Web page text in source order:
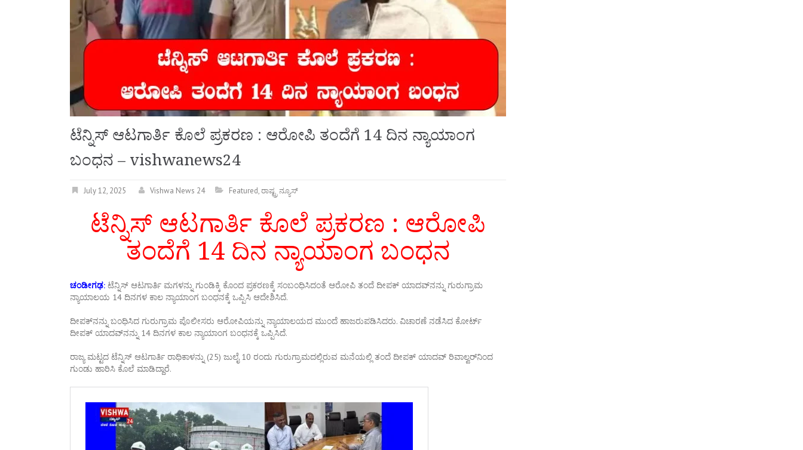
ಟೆನ್ನಿಸ್ ಆಟಗಾರ್ತಿ ಕೊಲೆ ಪ್ರಕರಣ : ಆರೋಪಿ ತಂದೆಗೆ 14 ದಿನ ನ್ಯಾಯಾಂಗ
ಬಂಧನ – vishwanews24
July 12, 2025 Vishwa News 24 Featured,ರಾಷ್ಟ್ರ ನ್ಯೂಸ್
ಟೆನ್ನಿಸ್ ಆಟಗಾರ್ತಿ ಕೊಲೆ ಪ್ರಕರಣ : ಆರೋಪಿ
ತಂದೆಗೆ 14 ದಿನ ನ್ಯಾಯಾಂಗ ಬಂಧನ
ಚಂಡೀಗಢ: ಟೆನ್ನಿಸ್ ಆಟಗಾರ್ತಿ ಮಗಳನ್ನು ಗುಂಡಿಕ್ಕಿ ಕೊಂದ ಪ್ರಕರಣಕ್ಕೆ ಸಂಬಂಧಿಸಿದಂತೆ ಆರೋಪಿ ತಂದೆ ದೀಪಕ್ ಯಾದವ್‌ನನ್ನು ಗುರುಗ್ರಾಮ
ನ್ಯಾಯಾಲಯ 14 ದಿನಗಳ ಕಾಲ ನ್ಯಾಯಾಂಗ ಬಂಧನಕ್ಕೆ ಒಪ್ಪಿಸಿ ಆದೇಶಿಸಿದೆ.
ದೀಪಕ್‌ನನ್ನು ಬಂಧಿಸಿದ ಗುರುಗ್ರಾಮ ಪೊಲೀಸರು ಆರೋಪಿಯನ್ನು ನ್ಯಾಯಾಲಯದ ಮುಂದೆ ಹಾಜರುಪಡಿಸಿದರು. ವಿಚಾರಣೆ ನಡೆಸಿದ ಕೋರ್ಟ್
ದೀಪಕ್ ಯಾದವ್‌ನನ್ನು 14 ದಿನಗಳ ಕಾಲ ನ್ಯಾಯಾಂಗ ಬಂಧನಕ್ಕೆ ಒಪ್ಪಿಸಿದೆ.
ರಾಜ್ಯ ಮಟ್ಟದ ಟೆನ್ನಿಸ್ ಆಟಗಾರ್ತಿ ರಾಧಿಕಾಳನ್ನು (25) ಜುಲೈ 10 ರಂದು ಗುರುಗ್ರಾಮದಲ್ಲಿರುವ ಮನೆಯಲ್ಲಿ ತಂದೆ ದೀಪಕ್ ಯಾದವ್ ರಿವಾಲ್ವರ್‌ನಿಂದ
ಗುಂಡು ಹಾರಿಸಿ ಕೊಲೆ ಮಾಡಿದ್ದಾರೆ.